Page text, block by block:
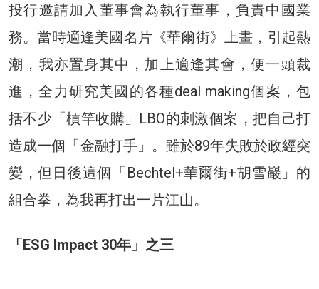
投行邀請加入董事會為執行董事，負責中國業
務。當時適逢美國名片《華爾街》上畫，引起熱
潮，我亦置身其中，加上適逢其會，便一頭裁
進，全力研究美國的各種deal making個案，包
括不少「槓竿收購」LBO的刺激個案，把自己打
造成一個「金融打手」。雖於89年失敗於政經突
變，但日後這個「Bechtel+華爾街+胡雪巖」的
組合拳，為我再打出一片江山。
「ESG Impact 30年」之三